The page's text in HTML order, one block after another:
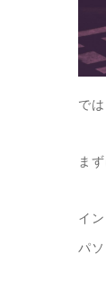
で
ま
イ
パ